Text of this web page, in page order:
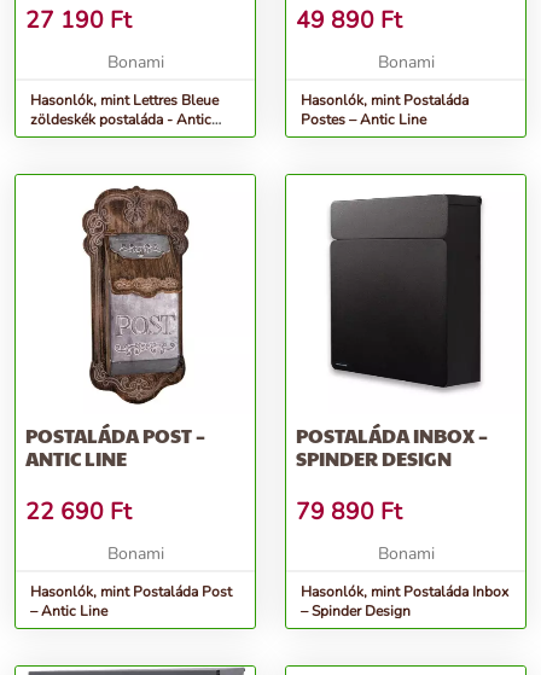
LINE
27 190 Ft
Bonami
Hasonlók, mint Lettres Bleue
zöldeskék postaláda - Antic
Line
49 890 Ft
Bonami
Hasonlók, mint Postaláda
Postes – Antic Line
POSTALÁDA POST –
ANTIC LINE
22 690 Ft
Bonami
Hasonlók, mint Postaláda Post
– Antic Line
POSTALÁDA INBOX –
SPINDER DESIGN
79 890 Ft
Bonami
Hasonlók, mint Postaláda Inbox
– Spinder Design